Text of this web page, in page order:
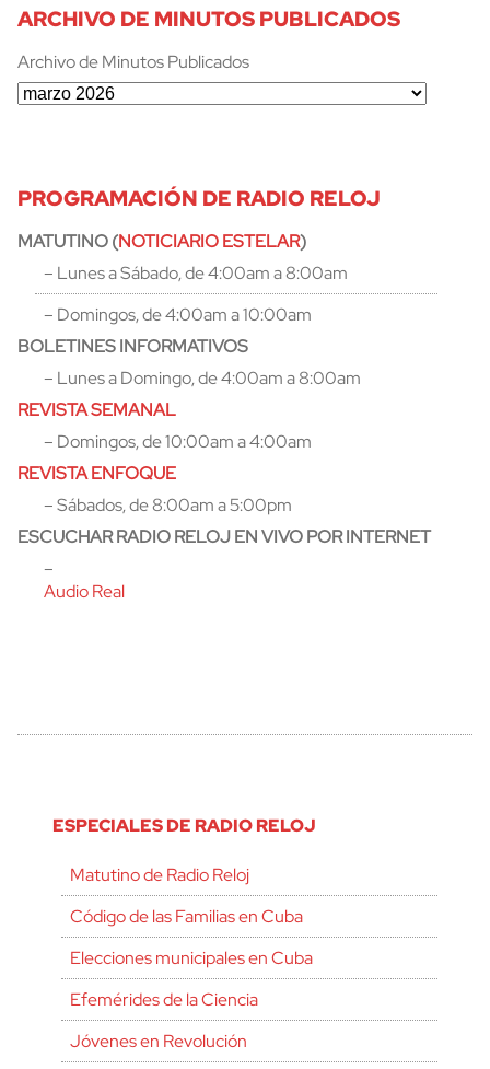
ARCHIVO DE MINUTOS PUBLICADOS
Archivo de Minutos Publicados
PROGRAMACIÓN DE RADIO RELOJ
MATUTINO (NOTICIARIO ESTELAR)
– Lunes a Sábado, de 4:00am a 8:00am
– Domingos, de 4:00am a 10:00am
BOLETINES INFORMATIVOS
– Lunes a Domingo, de 4:00am a 8:00am
REVISTA SEMANAL
– Domingos, de 10:00am a 4:00am
REVISTA ENFOQUE
– Sábados, de 8:00am a 5:00pm
ESCUCHAR RADIO RELOJ EN VIVO POR INTERNET
–
Audio Real
ESPECIALES DE RADIO RELOJ
Matutino de Radio Reloj
Código de las Familias en Cuba
Elecciones municipales en Cuba
Efemérides de la Ciencia
Jóvenes en Revolución